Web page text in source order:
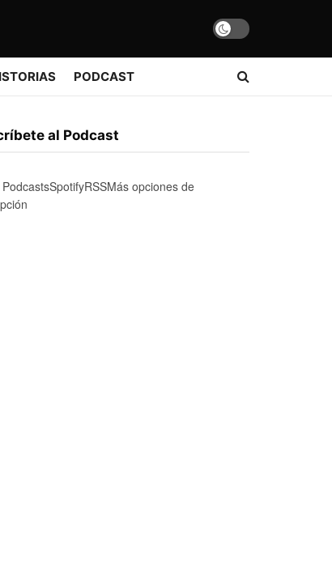
PODCAST
al Podcast
SpotifyRSSMás opciones de